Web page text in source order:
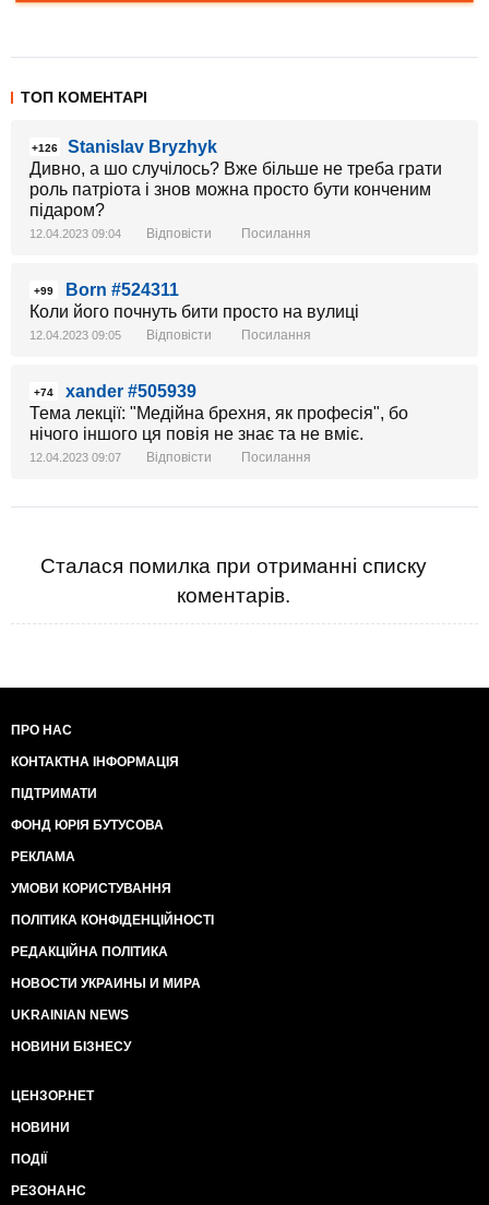
ТОП КОМЕНТАРІ
+126
Stanislav Bryzhyk
Дивно, а шо случілось? Вже більше не треба грати
роль патріота і знов можна просто бути конченим
підаром?
12.04.2023 09:04 Відповісти Посилання
+99
Born #524311
Коли його почнуть бити просто на вулиці
12.04.2023 09:05 Відповісти Посилання
+74
xander #505939
Тема лекції: "Медійна брехня, як професія", бо
нічого іншого ця повія не знає та не вміє.
12.04.2023 09:07 Відповісти Посилання
Сталася помилка при отриманні списку
коментарів.
ПРО НАС
КОНТАКТНА ІНФОРМАЦІЯ
ПІДТРИМАТИ
ФОНД ЮРІЯ БУТУСОВА
РЕКЛАМА
УМОВИ КОРИСТУВАННЯ
ПОЛІТИКА КОНФІДЕНЦІЙНОСТІ
РЕДАКЦІЙНА ПОЛІТИКА
НОВОСТИ УКРАИНЫ И МИРА
UKRAINIAN NEWS
НОВИНИ БІЗНЕСУ
ЦЕНЗОР.НЕТ
НОВИНИ
ПОДІЇ
РЕЗОНАНС